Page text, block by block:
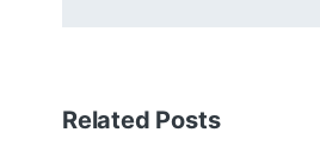
Related Posts